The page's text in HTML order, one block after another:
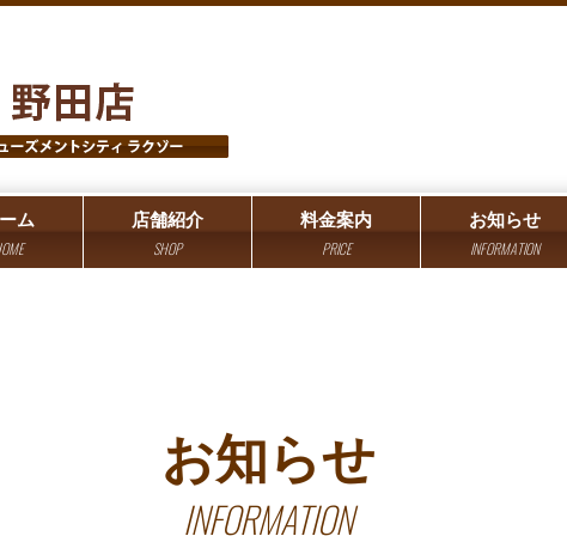
ム 店舗紹介
SHOP
料金案内
PRICE
お知らせ
INFORMATION
お知らせ
INFORMATION